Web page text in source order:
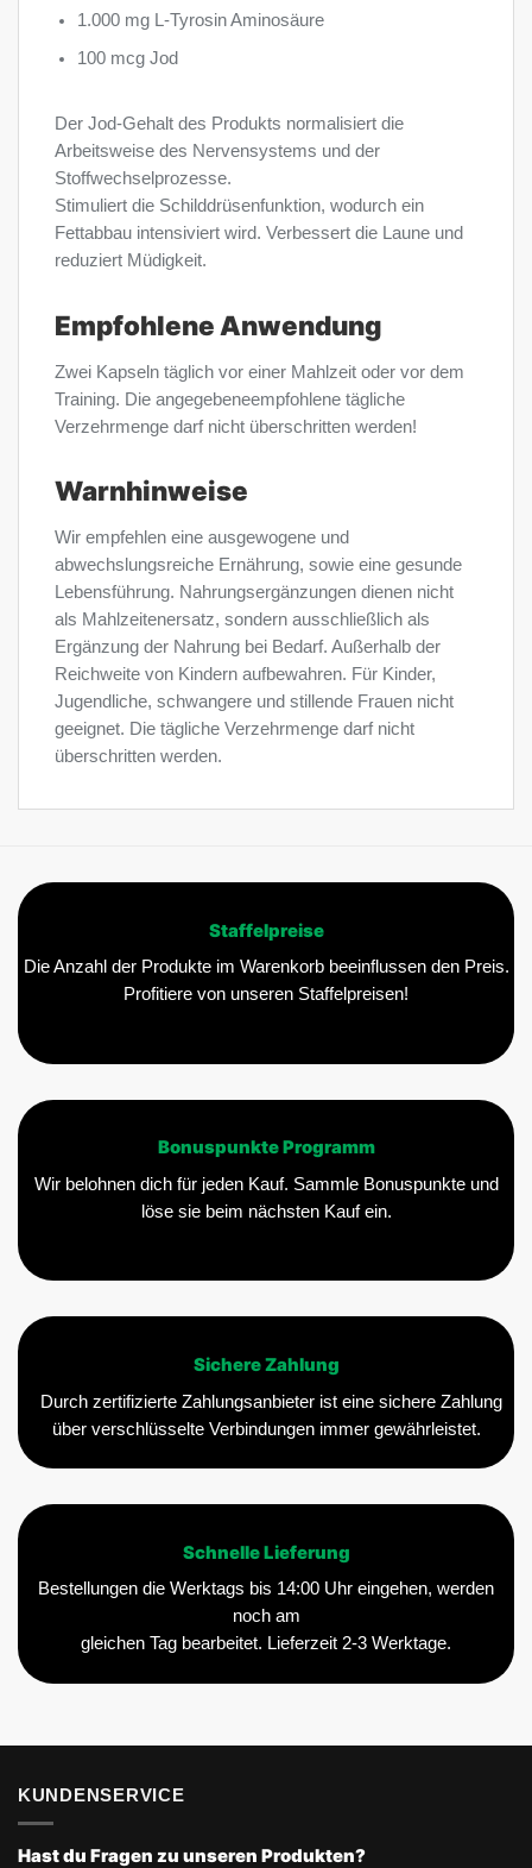
1.000 mg L-Tyrosin Aminosäure
100 mcg Jod
Der Jod-Gehalt des Produkts normalisiert die
Arbeitsweise des Nervensystems und der
Stoffwechselprozesse.
Stimuliert die Schilddrüsenfunktion, wodurch ein
Fettabbau intensiviert wird. Verbessert die Laune und
reduziert Müdigkeit.
Empfohlene Anwendung
Zwei Kapseln täglich vor einer Mahlzeit oder vor dem
Training. Die angegebeneempfohlene tägliche
Verzehrmenge darf nicht überschritten werden!
Warnhinweise
Wir empfehlen eine ausgewogene und
abwechslungsreiche Ernährung, sowie eine gesunde
Lebensführung. Nahrungsergänzungen dienen nicht
als Mahlzeitenersatz, sondern ausschließlich als
Ergänzung der Nahrung bei Bedarf. Außerhalb der
Reichweite von Kindern aufbewahren. Für Kinder,
Jugendliche, schwangere und stillende Frauen nicht
geeignet. Die tägliche Verzehrmenge darf nicht
überschritten werden.
Staffelpreise
Die Anzahl der Produkte im Warenkorb beeinflussen den Preis.
Profitiere von unseren Staffelpreisen!
Bonuspunkte Programm
Wir belohnen dich für jeden Kauf. Sammle Bonuspunkte und
löse sie beim nächsten Kauf ein.
Sichere Zahlung
Durch zertifizierte Zahlungsanbieter ist eine sichere Zahlung
über verschlüsselte Verbindungen immer gewährleistet.
Schnelle Lieferung
Bestellungen die Werktags bis 14:00 Uhr eingehen, werden
noch am
gleichen Tag bearbeitet. Lieferzeit 2-3 Werktage.
KUNDENSERVICE
Hast du Fragen zu unseren Produkten?